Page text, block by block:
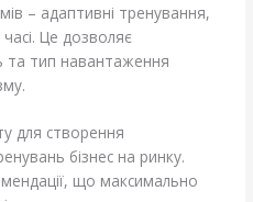
– адаптивні тренування,
Це дозволяє
та тип навантаження
для створення
бізнес на ринку.
що максимально